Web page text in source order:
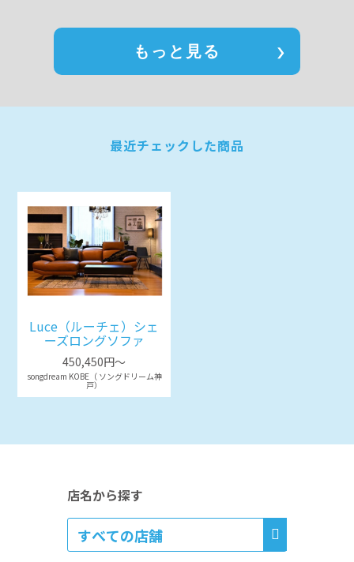
もっと見る
最近チェックした商品
Luce（ルーチェ）シェ
ーズロングソファ
450,450円～
songdream KOBE（ ソングドリーム神
戸）
店名から探す